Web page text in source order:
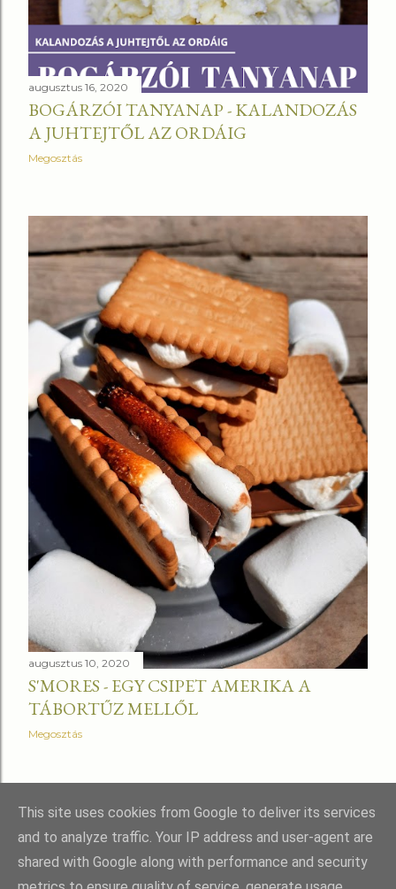
augusztus 16, 2020
BOGÁRZÓI TANYANAP - KALANDOZÁS
A JUHTEJTŐL AZ ORDÁIG
Megosztás
augusztus 10, 2020
S'MORES - EGY CSIPET AMERIKA A
TÁBORTŰZ MELLŐL
Megosztás
RÉGEBBI BEJEGYZÉSEK
This site uses cookies from Google to deliver its services
and to analyze traffic. Your IP address and user-agent are
shared with Google along with performance and security